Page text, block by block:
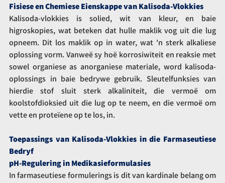
Fisiese en Chemiese Eienskappe van Kalisoda-Vlokkies
Kalisoda-vlokkies is solied, wit van kleur, en baie
higroskopies, wat beteken dat hulle maklik vog uit die lug
opneem. Dit los maklik op in water, wat 'n sterk alkaliese
oplossing vorm. Vanweë sy hoë korrosiwiteit en reaksie met
sowel organiese as anorganiese materiale, word kalisoda-
oplossings in baie bedrywe gebruik. Sleutelfunksies van
hierdie stof sluit sterk alkaliniteit, die vermoë om
koolstofdioksied uit die lug op te neem, en die vermoë om
vette en proteïene op te los, in.
Toepassings van Kalisoda-Vlokkies in die Farmaseutiese
Bedryf
pH-Regulering in Medikasieformulasies
In farmaseutiese formulerings is dit van kardinale belang om